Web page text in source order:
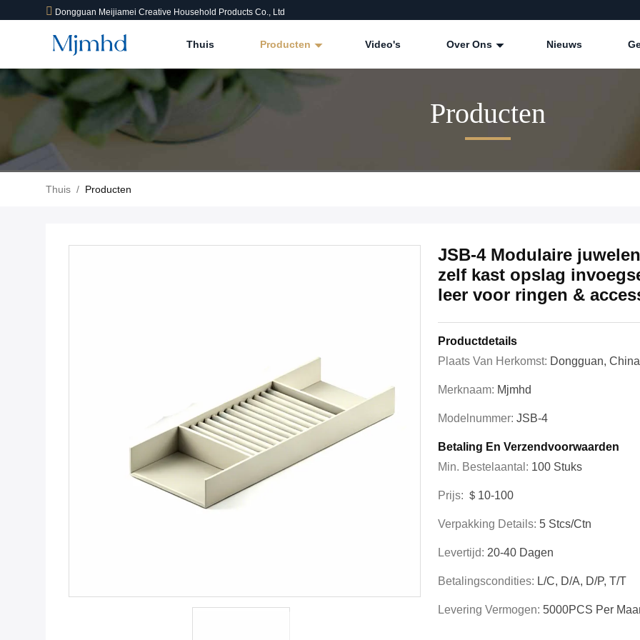
Dongguan Meijiamei Creative Household Products Co., Ltd
Thuis Producten Video's Over Ons Nieuws
Producten
Thuis / Producten
JSB-4 Modulaire
zelf kast opslag
leer voor ringen &
Productdetails
Plaats Van Herkomst: Dongguan, China
Merknaam: Mjmhd
Modelnummer: JSB-4
Betaling En Verzendvoorwaarden
Min. Bestelaantal: 100 Stuks
Prijs: ＄10-100
Verpakking Details: 5 Stcs/ctn
Levertijd: 20-40 Dagen
Betalingscondities: L/C, D/A, D/P, T/T
Levering Vermogen: 5000PCS Per